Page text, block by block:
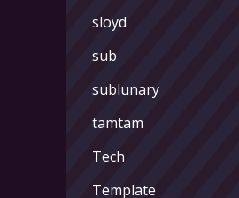
sloyd
sub
sublunary
tamtam
Tech
Template